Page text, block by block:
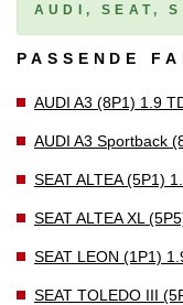
AUDI, SEAT,
PASSENDE
AUDI A3 (8P1) 1.9
AUDI A3 Sportback
SEAT ALTEA (5P1)
SEAT ALTEA XL
SEAT LEON (1P1)
SEAT TOLEDO III